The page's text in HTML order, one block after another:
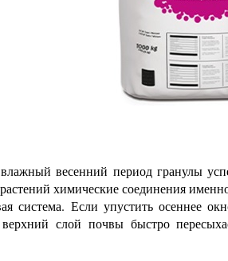
весенний период гранулы
химические соединения
система. Если упустить осеннее
слой почвы быстро